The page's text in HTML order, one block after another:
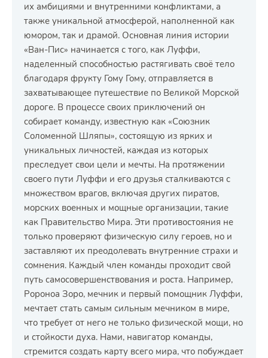
их амбициями и внутренними конфликтами, а
также уникальной атмосферой, наполненной как
юмором, так и драмой. Основная линия истории
«Ван-Пис» начинается с того, как Луффи,
наделенный способностью растягивать своё тело
благодаря фрукту Гому Гому, отправляется в
захватывающее путешествие по Великой Морской
дороге. В процессе своих приключений он
собирает команду, известную как «Союзник
Соломенной Шляпы», состоящую из ярких и
уникальных личностей, каждая из которых
преследует свои цели и мечты. На протяжении
своего пути Луффи и его друзья сталкиваются с
множеством врагов, включая других пиратов,
морских военных и мощные организации, такие
как Правительство Мира. Эти противостояния не
только проверяют физическую силу героев, но и
заставляют их преодолевать внутренние страхи и
сомнения. Каждый член команды проходит свой
путь самосовершенствования и роста. Например,
Ророноа Зоро, мечник и первый помощник Луффи,
мечтает стать самым сильным мечником в мире,
что требует от него не только физической мощи, но
и стойкости духа. Нами, навигатор команды,
стремится создать карту всего мира, что побуждает